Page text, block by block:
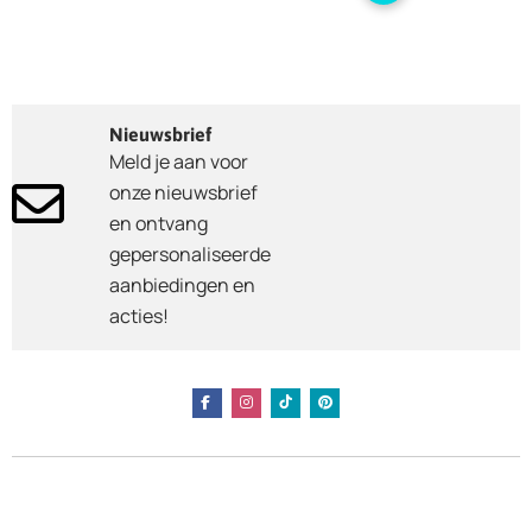
Nieuwsbrief
Meld je aan voor
onze nieuwsbrief
en ontvang
gepersonaliseerde
aanbiedingen en
acties!